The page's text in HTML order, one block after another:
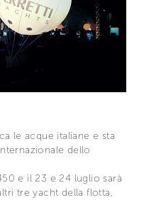
le acque italiane e sta
dello
e il 23 e 24 luglio sarà
tre yacht della flotta,